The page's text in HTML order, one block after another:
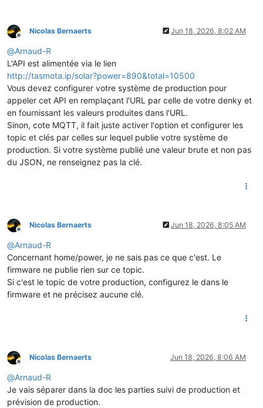
Offline
Nicolas Bernaerts Jun 18, 2026, 8:02 AM
@Arnaud-R
L'API est alimentée via le lien
http://tasmota.ip/solar?power=890&total=10500
Vous devez configurer votre système de production pour
appeler cet API en remplaçant l'URL par celle de votre denky et
en fournissant les valeurs produites dans l'URL.
Sinon, cote MQTT, il fait juste activer l'option et configurer les
topic et clés par celles sur lequel publie votre système de
production. Si votre système publié une valeur brute et non pas
du JSON, ne renseignez pas la clé.
Offline
Nicolas Bernaerts Jun 18, 2026, 8:05 AM
@Arnaud-R
Concernant home/power, je ne sais pas ce que c'est. Le
firmware ne publie rien sur ce topic.
Si c'est le topic de votre production, configurez le dans le
firmware et ne précisez aucune clé.
Offline
Nicolas Bernaerts Jun 18, 2026, 8:06 AM
@Arnaud-R
Je vais séparer dans la doc les parties suivi de production et
prévision de production.